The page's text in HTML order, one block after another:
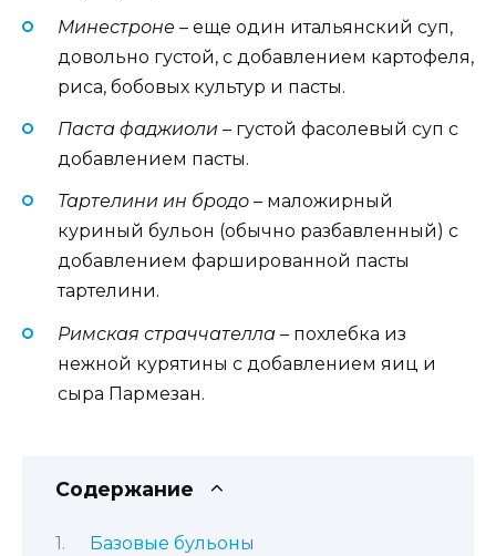
Минестроне – еще один итальянский суп,
довольно густой, с добавлением картофеля,
риса, бобовых культур и пасты.
Паста фаджиоли – густой фасолевый суп с
добавлением пасты.
Тартелини ин бродо – маложирный
куриный бульон (обычно разбавленный) с
добавлением фаршированной пасты
тартелини.
Римская страччателла – похлебка из
нежной курятины с добавлением яиц и
сыра Пармезан.
Содержание
Базовые бульоны